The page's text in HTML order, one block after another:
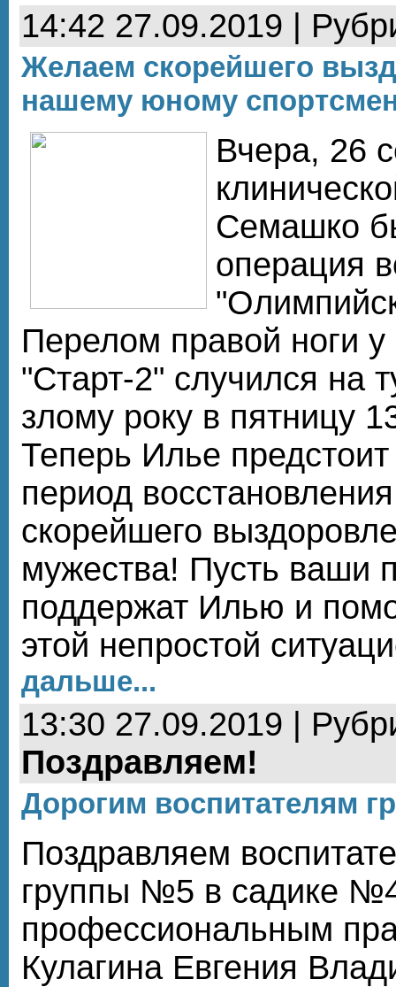
14:42 27.09.2019 |
Желаем скорейшего
нашему юному
Вчера, 26
Семашко
операция
Перелом правой ноги у
"Старт-2" случился на
злому року в пятницу
Теперь Илье
период
скорейшего
мужества! Пусть ваши
поддержат Илью и
этой непростой
дальше...
13:30 27.09.2019 |
Поздравляем!
Дорогим воспитателям
Поздравляем
группы №5 в садике
профессиональным
Кулагина Евгения